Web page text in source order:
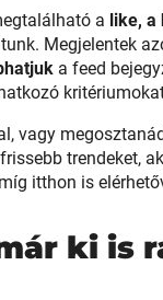
a like, a
Megjelentek
a feed
vagy
trendeket,
itthon is
ki is